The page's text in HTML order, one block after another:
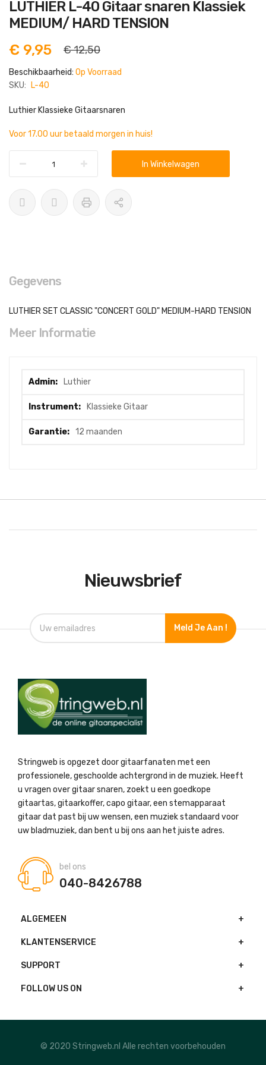
naar
het
begin
de
afbeeldingen-
LUTHIER L-40 Gitaar snaren Klassiek
MEDIUM/ HARD TENSION
€ 9,95
€ 12,50
Beschikbaarheid: Op Voorraad
SKU:
L-40
Luthier Klassieke Gitaarsnaren
Voor 17.00 uur betaald morgen in huis!
In Winkelwagen
Gegevens
LUTHIER SET CLASSIC "CONCERT GOLD" MEDIUM-HARD TENSION
Meer Informatie
informatie
Luthier
Klassieke Gitaar
12 maanden
Nieuwsbrief
Meld Je Aan !
Stringweb is opgezet door gitaarfanaten met een
professionele, geschoolde achtergrond in de muziek. Heeft
u vragen over gitaar snaren, zoekt u een goedkope
gitaartas, gitaarkoffer, capo gitaar, een stemapparaat
gitaar dat past bij uw wensen, een muziek standaard voor
uw bladmuziek, dan bent u bij ons aan het juiste adres.
bel ons
040-8426788
ALGEMEEN
KLANTENSERVICE
SUPPORT
FOLLOW US ON
© 2020 Stringweb.nl Alle rechten voorbehouden